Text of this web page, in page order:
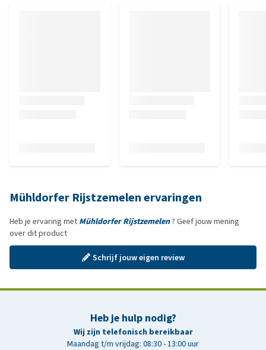
Mühldorfer Rijstzemelen ervaringen
Heb je ervaring met Mühldorfer Rijstzemelen? Geef jouw mening
over dit product
Schrijf jouw eigen review
Heb je hulp nodig?
Wij zijn telefonisch bereikbaar
Maandag t/m vrijdag: 08:30 - 13:00 uur